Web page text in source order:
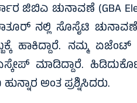
ಜಿಬಿಎ ಚುನಾವಣೆ (GBA
ನಲ್ಲಿ ಸೊಸೈಟಿ
ನಮ್ಮ ಏಜೆಂಟ್
ಮಾಡಿದ್ದಾರೆ.
ಅಂತ ಪ್ರಶ್ನಿಸಿದರು.